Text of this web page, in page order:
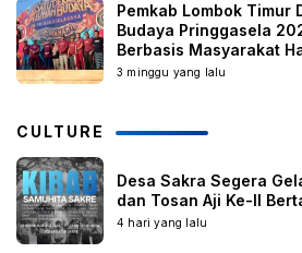
Pemkab Lombok Timur
Budaya Pringgasela
Berbasis Masyarakat
3 minggu yang lalu
CULTURE
Desa Sakra Segera
dan Tosan Aji Ke-II
4 hari yang lalu